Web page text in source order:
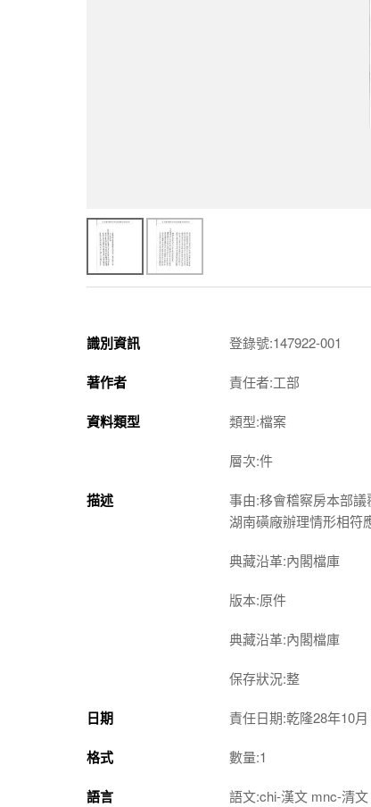
識別資訊 登錄號:147922-001
著作者 責任者:工部
資料類型 類型:檔案
層次:件
描述
事由:移會稽察房本部
湖南磺廠辦理情形相符
典藏沿革:內閣檔庫
版本:原件
典藏沿革:內閣檔庫
保存狀況:整
日期 責任日期:乾隆28年10月
格式 數量:1
語言 語文:chi-漢文 mnc-清文